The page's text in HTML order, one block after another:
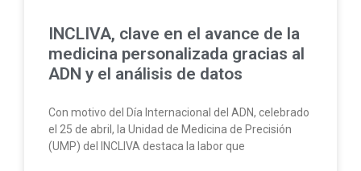
INCLIVA, clave en el avance de la
medicina personalizada gracias al
ADN y el análisis de datos
Con motivo del Día Internacional del ADN, celebrado
el 25 de abril, la Unidad de Medicina de Precisión
(UMP) del INCLIVA destaca la labor que